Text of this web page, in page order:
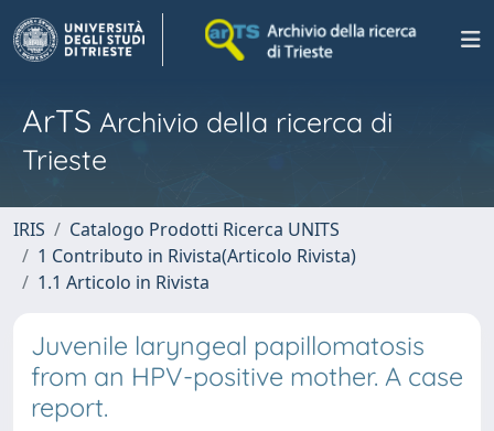
ArTS Archivio della ricerca di
Trieste
IRIS
Catalogo Prodotti Ricerca UNITS
1 Contributo in Rivista(Articolo Rivista)
1.1 Articolo in Rivista
Juvenile laryngeal papillomatosis
from an HPV-positive mother. A case
report.